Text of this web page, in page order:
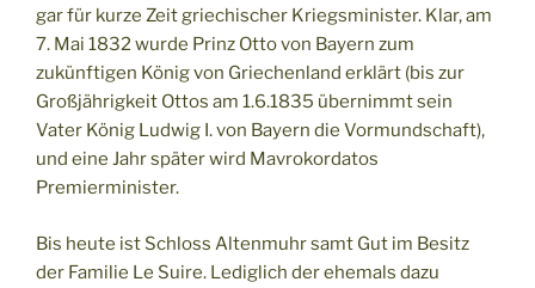
gar für kurze Zeit griechischer Kriegsminister. Klar, am
7. Mai 1832 wurde Prinz Otto von Bayern zum
zukünftigen König von Griechenland erklärt (bis zur
Großjährigkeit Ottos am 1.6.1835 übernimmt sein
Vater König Ludwig I. von Bayern die Vormundschaft),
und eine Jahr später wird Mavrokordatos
Premierminister.
Bis heute ist Schloss Altenmuhr samt Gut im Besitz
der Familie Le Suire. Lediglich der ehemals dazu